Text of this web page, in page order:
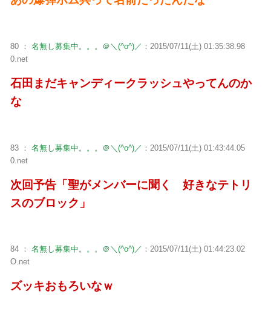
80 ： 名無し募集中。。。＠＼(^o^)／ ：2015/07/11(土) 01:35:38.98
0.net
石田まだキャンディークラッシュやってんのか
な
83 ： 名無し募集中。。。＠＼(^o^)／ ：2015/07/11(土) 01:43:44.05
0.net
次回予告「聖がメンバーに聞く 好きなテトリ
スのブロック」
84 ： 名無し募集中。。。＠＼(^o^)／ ：2015/07/11(土) 01:44:23.02
O.net
ズッキおもろいなｗ